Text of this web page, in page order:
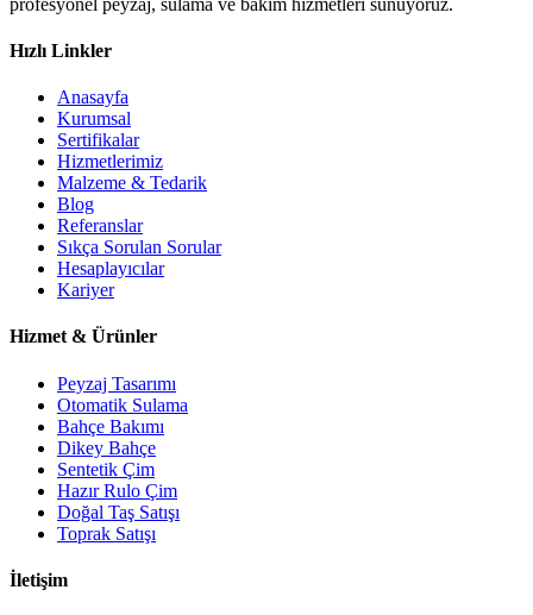
Hızlı Linkler
Anasayfa
Kurumsal
Sertifikalar
Hizmetlerimiz
Malzeme & Tedarik
Blog
Referanslar
Sıkça Sorulan Sorular
Hesaplayıcılar
Kariyer
Hizmet & Ürünler
Peyzaj Tasarımı
Otomatik Sulama
Bahçe Bakımı
Dikey Bahçe
Sentetik Çim
Hazır Rulo Çim
Doğal Taş Satışı
Toprak Satışı
İletişim